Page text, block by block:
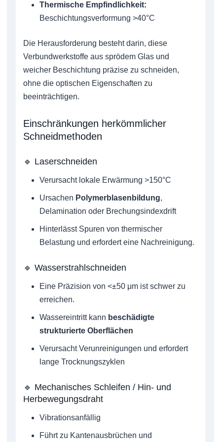
Thermische Empfindlichkeit:
Beschichtungsverformung >40°C
Die Herausforderung besteht darin, diese
Verbundwerkstoffe aus sprödem Glas und
weicher Beschichtung präzise zu schneiden,
ohne die optischen Eigenschaften zu
beeinträchtigen.
Einschränkungen herkömmlicher
Schneidmethoden
🔹 Laserschneiden
Verursacht lokale Erwärmung >150°C
Ursachen Polymerblasenbildung,
Delamination oder Brechungsindexdrift
Hinterlässt Spuren von thermischer
Belastung und erfordert eine Nachreinigung.
🔹 Wasserstrahlschneiden
Eine Präzision von <±50 μm ist schwer zu
erreichen.
Wassereintritt kann beschädigte
strukturierte Oberflächen
Verursacht Verunreinigungen und erfordert
lange Trocknungszyklen
🔹 Mechanisches Schleifen / Hin- und
Herbewegungsdraht
Vibrationsanfällig
Führt zu Kantenausbrüchen und